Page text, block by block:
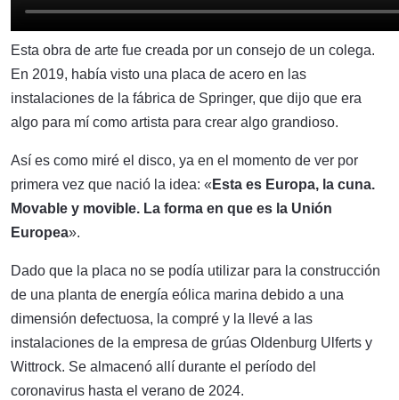
Esta obra de arte fue creada por un consejo de un colega.
En 2019, había visto una placa de acero en las
instalaciones de la fábrica de Springer, que dijo que era
algo para mí como artista para crear algo grandioso.
Así es como miré el disco, ya en el momento de ver por
primera vez que nació la idea: « Esta es Europa, la cuna.
Movable y movible. La forma en que es la Unión
Europea».
Dado que la placa no se podía utilizar para la construcción
de una planta de energía eólica marina debido a una
dimensión defectuosa, la compré y la llevé a las
instalaciones de la empresa de grúas Oldenburg Ulferts y
Wittrock. Se almacenó allí durante el período del
coronavirus hasta el verano de 2024.